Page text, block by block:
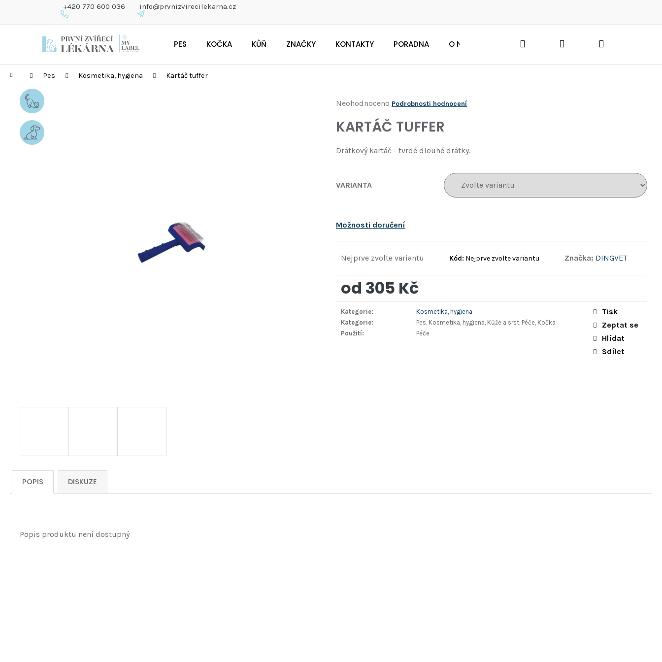
+420 770 600 036 info@prvnizvirecilekarna.cz
PES KOČKA KŮŇ ZNAČKY KONTAKTY PORADNA O NÁS Hledat PřihlášeníNákupní
Domů Pes Kosmetika, hygiena Kartáč tuffer
Průměrné
produktu
5
Neohodnoceno Podrobnosti hodnocení
KARTÁČ TUFFER
Drátkový kartáč - tvrdé dlouhé drátky.
VARIANTA
Možnosti doručení
Nejprve zvolte variantu Kód: Nejprve zvolte variantu Značka: DINGVET
od 305 Kč
Měrná
cena:
Kategorie:
Kosmetika, hygiena
Kategorie:
Pes, Kosmetika, hygiena, Kůže a srst, Péče, Kočka
Použití: Péče
Tisk
Zeptat se
Hlídat
Sdílet
POPIS DISKUZE
Popis produktu není dostupný
obchodu
obchodu
CO POTŘEBUJETE NAJÍT?